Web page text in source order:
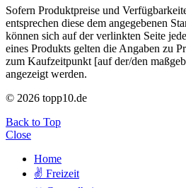
Sofern Produktpreise und
entsprechen diese dem angegebenen
können sich auf der verlinkten Seite
eines Produkts gelten die Angaben zu
zum Kaufzeitpunkt [auf der/den
angezeigt werden.
© 2026 topp10.de
Back to Top
Close
Home
✌ Freizeit